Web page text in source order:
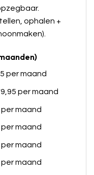
ophalen +
per maand
per maand
maand
maand
maand
maand